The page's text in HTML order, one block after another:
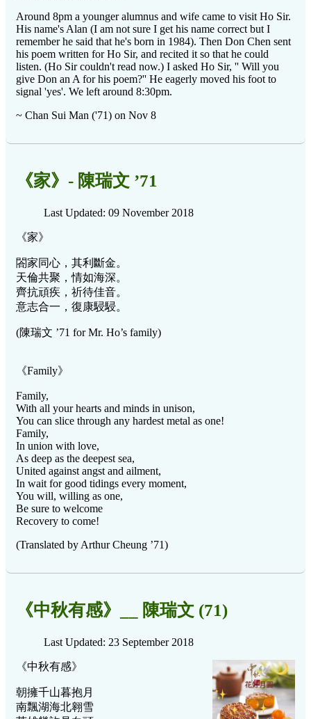
Around 8pm a younger alumnus and wife came to visit Ho Sir.
His name's Alan (I am not sure I get his name correct but I
remember he said that he's born in 1984). Then Don Chen sent
his poem written for Ho Sir, and recited it so that he could
listen. (Ho Sir couldn't read now.) I asked Ho Sir, '' Will you
give Don an A for his poem?'' He eagerly moved his foot to
signal 'yes'. We left around 8:30pm.
~ Chan Sui Man ('71) on Nov 8
《家》- 陳瑞文 ’71
Last Updated: 09 November 2018
《家》
閤家同心，其利斷金。
天倫共聚，情如海深。
齊抗頑疾，祈待佳音。
意志合一，復康駸駸。
(陳瑞文 ’71 for Mr. Ho’s family)
《Family》
Family,
With all your hearts and minds in unison,
You can slice through any hardest metal as one!
Family,
In union with love,
As deep as the deepest sea,
United against angst and ailment,
In wait for good tidings every moment,
You will, willing as one,
Be sure to welcome
Recovery to come!
(Translated by Arthur Cheung ’71)
《中秋有感》__ 陳瑞文 (71)
Last Updated: 23 September 2018
《中秋有感》
朝擁千山暮抱月
南飄湖海北翱雪